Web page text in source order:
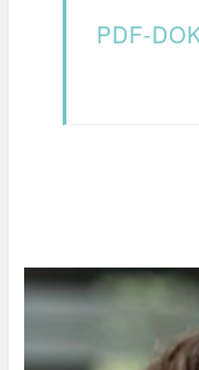
PDF-